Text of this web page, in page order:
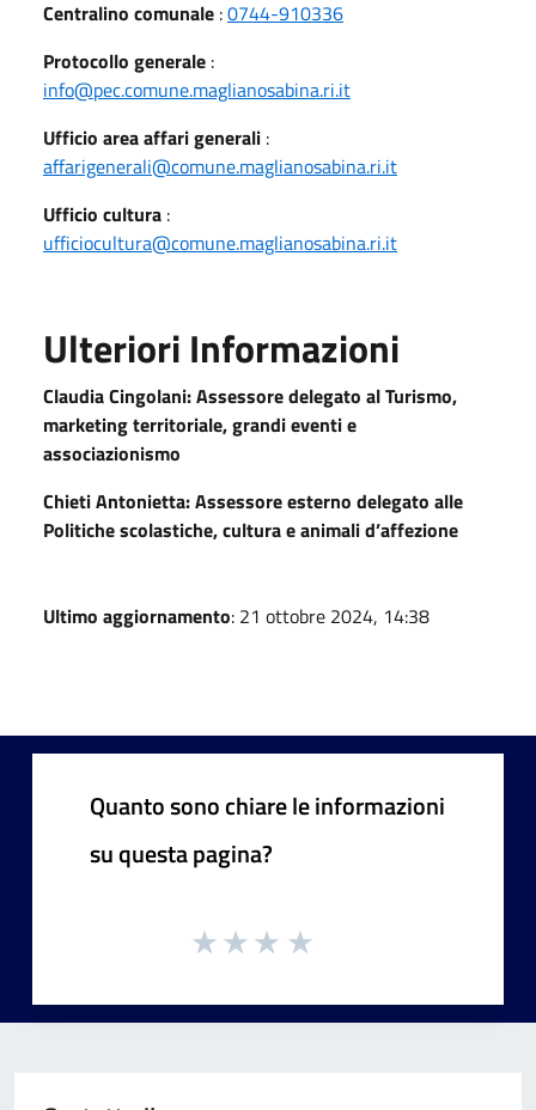
Centralino comunale :0744-910336
Protocollo generale :
info@pec.comune.maglianosabina.ri.it
Ufficio area affari generali :
affarigenerali@comune.maglianosabina.ri.it
Ufficio cultura :
ufficiocultura@comune.maglianosabina.ri.it
Ulteriori Informazioni
Claudia Cingolani: Assessore delegato al Turismo,
marketing territoriale, grandi eventi e
associazionismo
Chieti Antonietta: Assessore esterno delegato alle
Politiche scolastiche, cultura e animali d’affezione
Ultimo aggiornamento: 21 ottobre 2024, 14:38
Quanto sono chiare le informazioni
su questa pagina?